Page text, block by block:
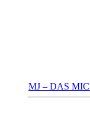
MJ – DAS